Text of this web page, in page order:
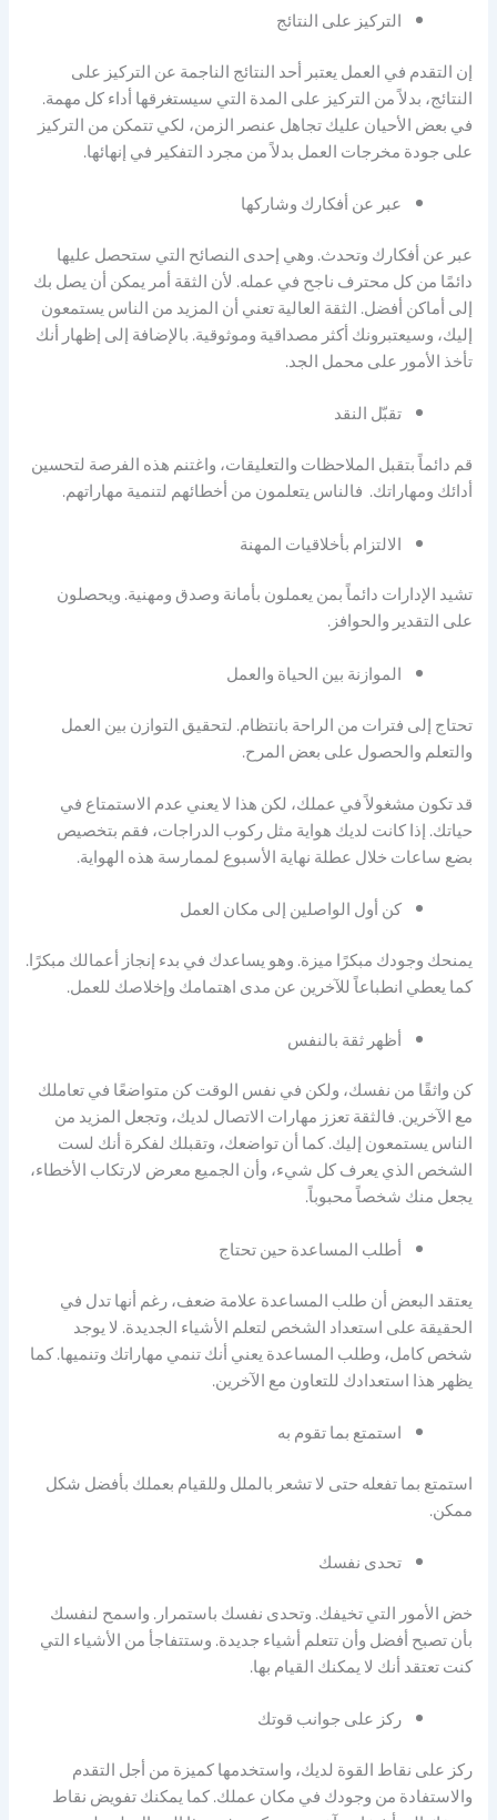
التركيز على النتائج
إن التقدم في العمل يعتبر أحد النتائج الناجمة عن التركيز على
النتائج، بدلاً من التركيز على المدة التي سيستغرقها أداء كل مهمة.
في بعض الأحيان عليك تجاهل عنصر الزمن، لكي تتمكن من التركيز
على جودة مخرجات العمل بدلاً من مجرد التفكير في إنهائها.
عبر عن أفكارك وشاركها
عبر عن أفكارك وتحدث. وهي إحدى النصائح التي ستحصل عليها
دائمًا من كل محترف ناجح في عمله. لأن الثقة أمر يمكن أن يصل بك
إلى أماكن أفضل. الثقة العالية تعني أن المزيد من الناس يستمعون
إليك، وسيعتبرونك أكثر مصداقية وموثوقية. بالإضافة إلى إظهار أنك
تأخذ الأمور على محمل الجد.
تقبّل النقد
قم دائماً بتقبل الملاحظات والتعليقات، واغتنم هذه الفرصة لتحسين
أدائك ومهاراتك. فالناس يتعلمون من أخطائهم لتنمية مهاراتهم.
الالتزام بأخلاقيات المهنة
تشيد الإدارات دائماً بمن يعملون بأمانة وصدق ومهنية. ويحصلون
على التقدير والحوافز.
الموازنة بين الحياة والعمل
تحتاج إلى فترات من الراحة بانتظام. لتحقيق التوازن بين العمل
والتعلم والحصول على بعض المرح.
قد تكون مشغولاً في عملك، لكن هذا لا يعني عدم الاستمتاع في
حياتك. إذا كانت لديك هواية مثل ركوب الدراجات، فقم بتخصيص
بضع ساعات خلال عطلة نهاية الأسبوع لممارسة هذه الهواية.
كن أول الواصلين إلى مكان العمل
يمنحك وجودك مبكرًا ميزة. وهو يساعدك في بدء إنجاز أعمالك مبكرًا.
كما يعطي انطباعاً للآخرين عن مدى اهتمامك وإخلاصك للعمل.
أظهر ثقة بالنفس
كن واثقًا من نفسك، ولكن في نفس الوقت كن متواضعًا في تعاملك
مع الآخرين. فالثقة تعزز مهارات الاتصال لديك، وتجعل المزيد من
الناس يستمعون إليك. كما أن تواضعك، وتقبلك لفكرة أنك لست
الشخص الذي يعرف كل شيء، وأن الجميع معرض لارتكاب الأخطاء،
يجعل منك شخصاً محبوباً.
أطلب المساعدة حين تحتاج
يعتقد البعض أن طلب المساعدة علامة ضعف، رغم أنها تدل في
الحقيقة على استعداد الشخص لتعلم الأشياء الجديدة. لا يوجد
شخص كامل، وطلب المساعدة يعني أنك تنمي مهاراتك وتنميها. كما
يظهر هذا استعدادك للتعاون مع الآخرين.
استمتع بما تقوم به
استمتع بما تفعله حتى لا تشعر بالملل وللقيام بعملك بأفضل شكل
ممكن.
تحدى نفسك
خض الأمور التي تخيفك. وتحدى نفسك باستمرار. واسمح لنفسك
بأن تصبح أفضل وأن تتعلم أشياء جديدة. وستتفاجأ من الأشياء التي
كنت تعتقد أنك لا يمكنك القيام بها.
ركز على جوانب قوتك
ركز على نقاط القوة لديك، واستخدمها كميزة من أجل التقدم
والاستفادة من وجودك في مكان عملك. كما يمكنك تفويض نقاط